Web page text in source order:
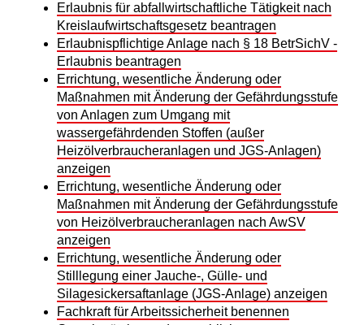
Erlaubnis für abfallwirtschaftliche Tätigkeit nach
Kreislaufwirtschaftsgesetz beantragen
Erlaubnispflichtige Anlage nach § 18 BetrSichV -
Erlaubnis beantragen
Errichtung, wesentliche Änderung oder
Maßnahmen mit Änderung der Gefährdungsstufe
von Anlagen zum Umgang mit
wassergefährdenden Stoffen (außer
Heizölverbraucheranlagen und JGS-Anlagen)
anzeigen
Errichtung, wesentliche Änderung oder
Maßnahmen mit Änderung der Gefährdungsstufe
von Heizölverbraucheranlagen nach AwSV
anzeigen
Errichtung, wesentliche Änderung oder
Stilllegung einer Jauche-, Gülle- und
Silagesickersaftanlage (JGS-Anlage) anzeigen
Fachkraft für Arbeitssicherheit benennen